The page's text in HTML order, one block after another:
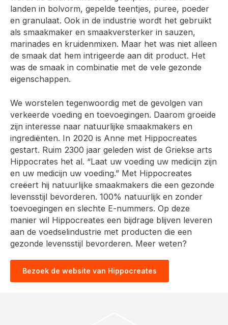
landen in bolvorm, gepelde teentjes, puree, poeder
en granulaat. Ook in de industrie wordt het gebruikt
als smaakmaker en smaakversterker in sauzen,
marinades en kruidenmixen. Maar het was niet alleen
de smaak dat hem intrigeerde aan dit product. Het
was de smaak in combinatie met de vele gezonde
eigenschappen.
We worstelen tegenwoordig met de gevolgen van
verkeerde voeding en toevoegingen. Daarom groeide
zijn interesse naar natuurlijke smaakmakers en
ingrediënten. In 2020 is Anne met Hippocreates
gestart. Ruim 2300 jaar geleden wist de Griekse arts
Hippocrates het al. “Laat uw voeding uw medicijn zijn
en uw medicijn uw voeding.” Met Hippocreates
creëert hij natuurlijke smaakmakers die een gezonde
levensstijl bevorderen. 100% natuurlijk en zonder
toevoegingen en slechte E-nummers. Op deze
manier wil Hippocreates een bijdrage blijven leveren
aan de voedselindustrie met producten die een
gezonde levensstijl bevorderen. Meer weten?
Bezoek de website van Hippocreates